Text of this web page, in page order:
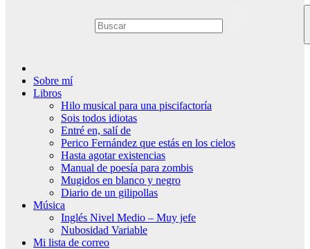
Sobre mí
Libros
Hilo musical para una piscifactoría
Sois todos idiotas
Entré en, salí de
Perico Fernández que estás en los cielos
Hasta agotar existencias
Manual de poesía para zombis
Mugidos en blanco y negro
Diario de un gilipollas
Música
Inglés Nivel Medio – Muy jefe
Nubosidad Variable
Mi lista de correo